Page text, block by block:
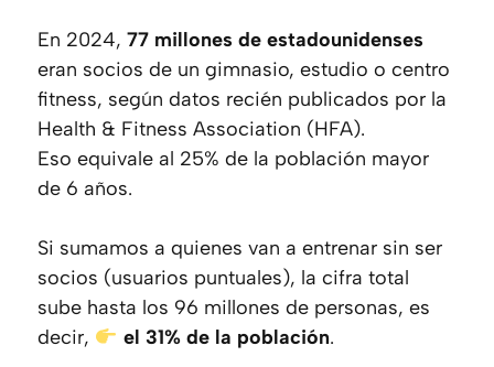
En 2024, 77 millones de estadounidenses
eran socios de un gimnasio, estudio o centro
fitness, según datos recién publicados por la
Health & Fitness Association (HFA).
Eso equivale al 25% de la población mayor
de 6 años.
Si sumamos a quienes van a entrenar sin ser
socios (usuarios puntuales), la cifra total
sube hasta los 96 millones de personas, es
decir,
el 31% de la población.